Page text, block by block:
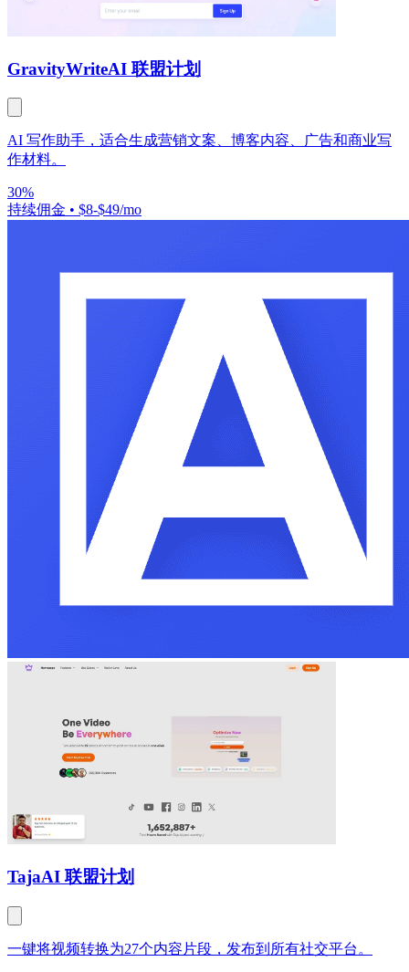
GravityWriteAI 联盟计划
AI 写作助手，适合生成营销文案、博客内容、广告和商业写
作材料。
30%
持续佣金 • $8-$49/mo
TajaAI 联盟计划
一键将视频转换为27个内容片段，发布到所有社交平台。